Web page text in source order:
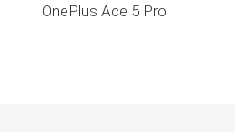
OnePlus Ace 5 Pro